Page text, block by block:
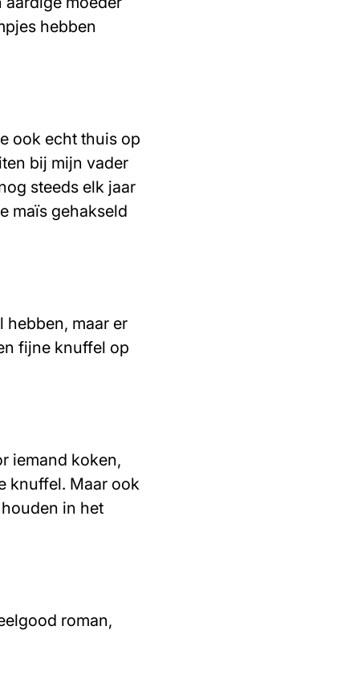
hebben
ook echt thuis op
bij mijn vader
steeds elk jaar
maïs gehakseld
hebben, maar er
fijne knuffel op
iemand koken,
knuffel. Maar ook
in het
roman,